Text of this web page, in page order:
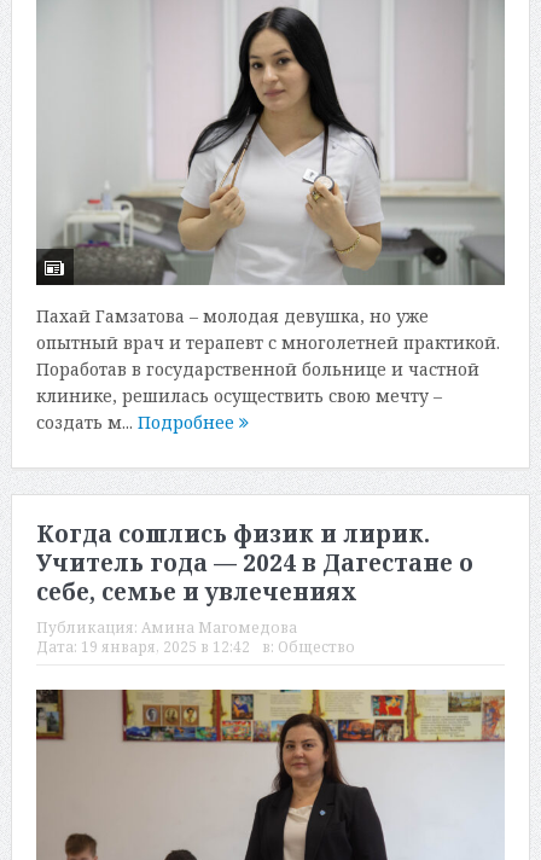
Пахай Гамзатова – молодая девушка, но уже
опытный врач и терапевт с многолетней практикой.
Поработав в государственной больнице и частной
клинике, решилась осуществить свою мечту –
создать м... Подробнее
Когда сошлись физик и лирик.
Учитель года — 2024 в Дагестане о
себе, семье и увлечениях
Публикация: Амина Магомедова
Дата: 19 января, 2025 в 12:42 в: Общество